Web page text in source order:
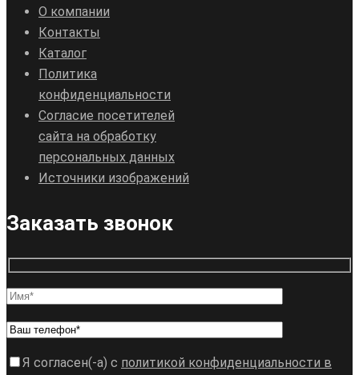
О компании
Контакты
Каталог
Политика
конфиденциальности
Согласие посетителей
сайта на обработку
персональных данных
Источники изображений
Заказать звонок
Я согласен(-а) с политикой конфиденциальности в